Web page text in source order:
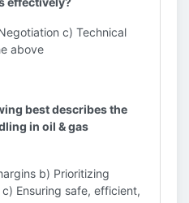
c) Technical
above
best describes the
in oil & gas
b) Prioritizing
Ensuring safe, efficient,